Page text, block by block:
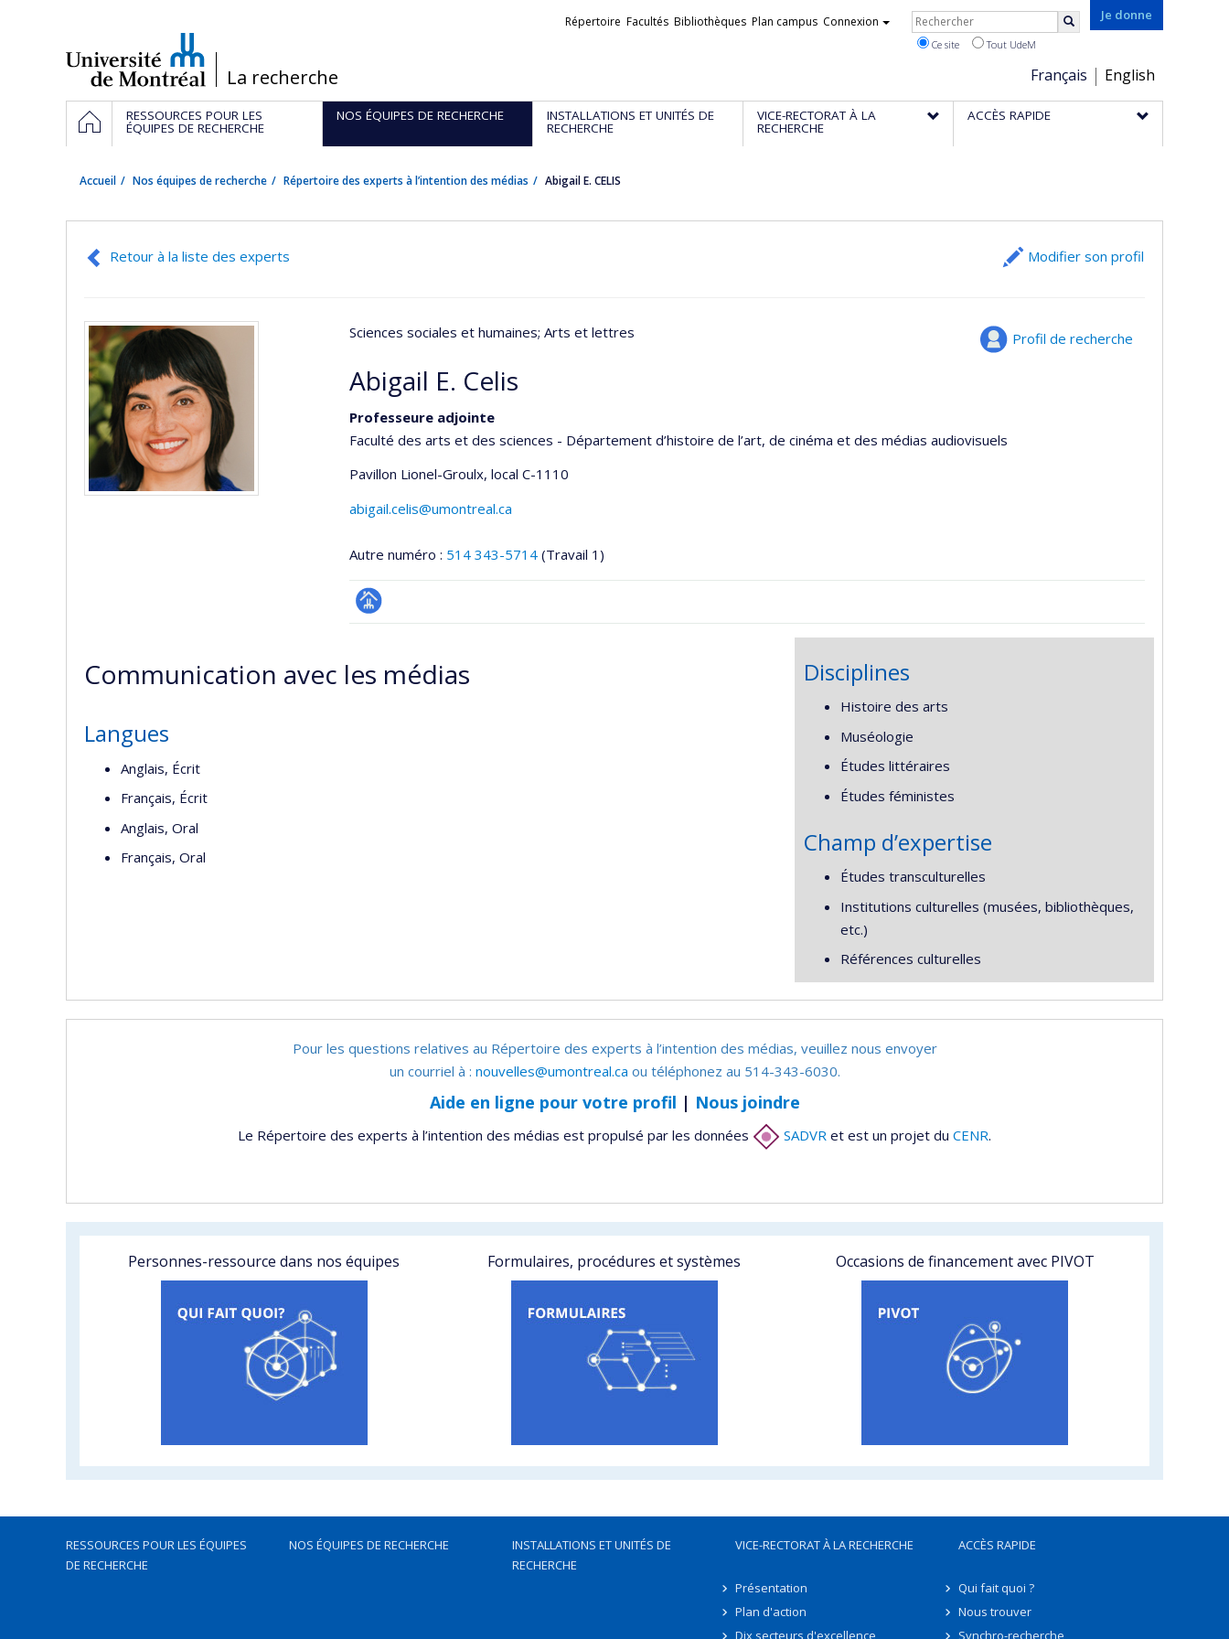
/La recherche
Je donne
Choix
de
la
Français English
Liens
Répertoire Facultés Bibliothèques Plan campus Connexion Rechercher
Ce site Tout UdeM
Navigation
principale
ACCUEILRESSOURCES POUR LES
ÉQUIPES DE RECHERCHE
NOS ÉQUIPES DE RECHERCHE INSTALLATIONS ET UNITÉS DE
RECHERCHE
VICE-RECTORAT À LA
RECHERCHE
ACCÈS RAPIDE
Accueil Nos équipes de recherche Répertoire des experts à l’intention des médias Abigail E. CELIS
Retour à la liste des experts Modifier son profil
Profil de recherche
Sciences sociales et humaines; Arts et lettres
Abigail E. Celis
Professeure adjointe
Faculté des arts et des sciences - Département d’histoire de l’art, de cinéma et des médias audiovisuels
Pavillon Lionel-Groulx, local C-1110
abigail.celis@umontreal.ca
Autre numéro : 514 343-5714 (Travail 1)
Page
(faculté,département,école)
Communication avec les médias
Langues
Anglais, Écrit
Français, Écrit
Anglais, Oral
Français, Oral
Disciplines
Histoire des arts
Muséologie
Études littéraires
Études féministes
Champ d’expertise
Études transculturelles
Institutions culturelles (musées, bibliothèques,
etc.)
Références culturelles
Pour les questions relatives au Répertoire des experts à l’intention des médias, veuillez nous envoyer
un courriel à : nouvelles@umontreal.ca ou téléphonez au 514-343-6030.
Aide en ligne pour votre profil | Nous joindre
Le Répertoire des experts à l’intention des médias est propulsé par les données SADVR et est un projet du CENR.
Personnes-ressource dans nos équipes Formulaires, procédures et systèmes Occasions de financement avec PIVOT
RESSOURCES POUR LES ÉQUIPES
DE RECHERCHE
NOS ÉQUIPES DE RECHERCHE
INSTALLATIONS ET UNITÉS DE
RECHERCHE
VICE-RECTORAT À LA RECHERCHE
Présentation
Plan d'action
Dix secteurs d'excellence
ACCÈS RAPIDE
Qui fait quoi ?
Nous trouver
Synchro-recherche